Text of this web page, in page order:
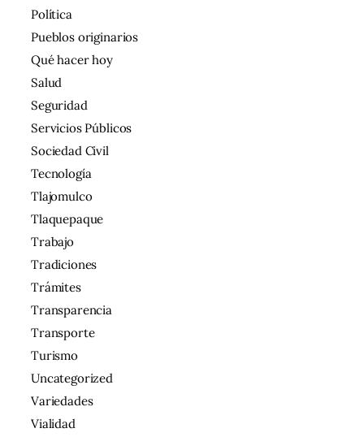
Política
Pueblos originarios
Qué hacer hoy
Salud
Seguridad
Servicios Públicos
Sociedad Civil
Tecnología
Tlajomulco
Tlaquepaque
Trabajo
Tradiciones
Trámites
Transparencia
Transporte
Turismo
Uncategorized
Variedades
Vialidad